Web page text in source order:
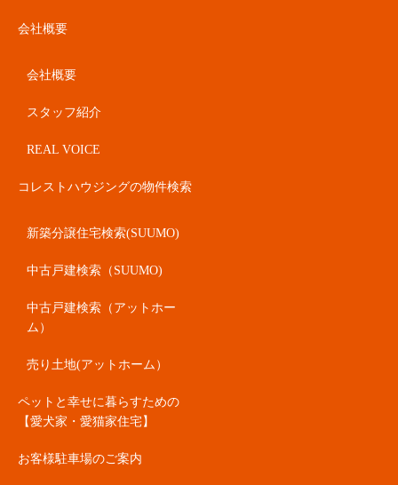
会社概要
会社概要
スタッフ紹介
REAL VOICE
コレストハウジングの物件検索
新築分譲住宅検索(SUUMO)
中古戸建検索（SUUMO)
中古戸建検索（アットホー
ム）
売り土地(アットホーム）
ペットと幸せに暮らすための
【愛犬家・愛猫家住宅】
お客様駐車場のご案内